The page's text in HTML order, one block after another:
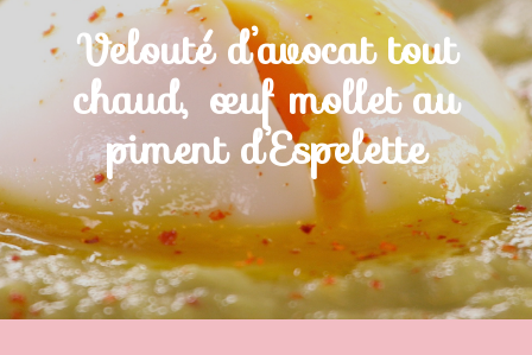
PRESTATIONS
MES RECETTES
EN COULISSES
Velouté d’avocat tout
chaud, œuf mollet au
piment d’Espelette